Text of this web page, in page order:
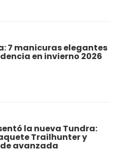
7 manicuras elegantes
en invierno 2026
la nueva Tundra:
Trailhunter y
avanzada